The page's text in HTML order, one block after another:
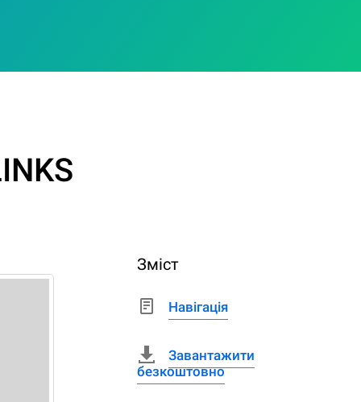
Зміст
Навігація
Завантажити
безкоштовно